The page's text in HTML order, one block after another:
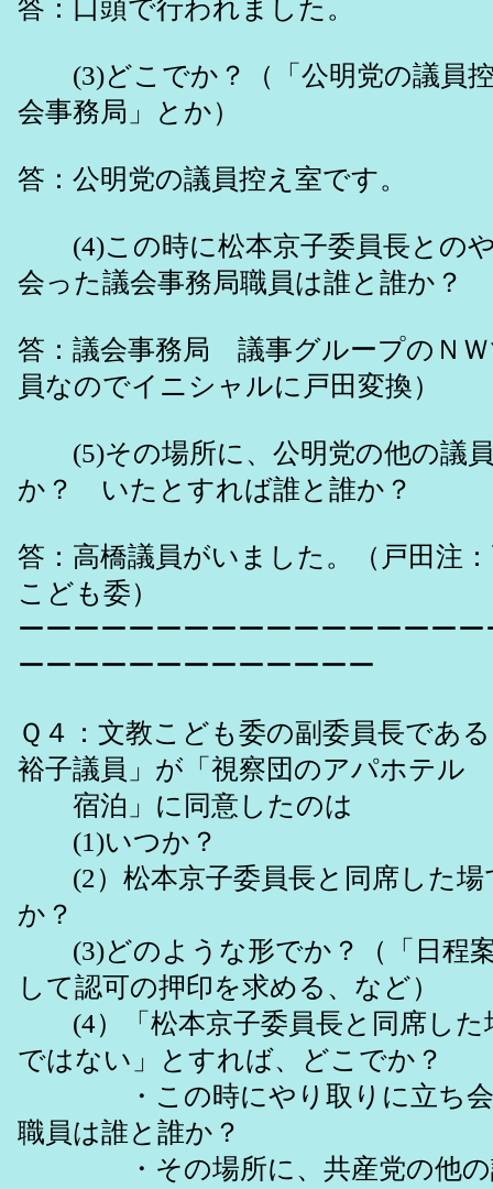
答：口頭で行われました。
(3)どこでか？（「公明党の議員
会事務局」とか）
答：公明党の議員控え室です。
(4)この時に松本京子委員長との
会った議会事務局職員は誰と誰か？
答：議会事務局 議事グループのＮ
員なのでイニシャルに戸田変換）
(5)その場所に、公明党の他の議
か？ いたとすれば誰と誰か？
答：高橋議員がいました。（戸田注
こども委）
ーーーーーーーーーーーーーーーー
ーーーーーーーーーーーーー
Ｑ４：文教こども委の副委員長であ
裕子議員」が「視察団のアパホテル
宿泊」に同意したのは
(1)いつか？
(2）松本京子委員長と同席した場
か？
(3)どのような形でか？（「日程
して認可の押印を求める、など）
(4）「松本京子委員長と同席した
ではない」とすれば、どこでか？
・この時にやり取りに立ち会
職員は誰と誰か？
・その場所に、共産党の他の